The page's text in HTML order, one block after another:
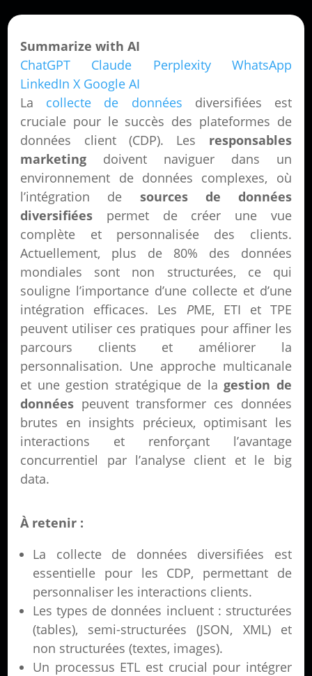
Summarize with AI
ChatGPT
Claude Perplexity
WhatsApp
LinkedIn X Google AI
La collecte de données diversifiées est
cruciale pour le succès des plateformes de
données client (CDP). Les responsables
marketing doivent naviguer dans un
environnement de données complexes, où
l’intégration de sources de données
diversifiées permet de créer une vue
complète et personnalisée des clients.
Actuellement, plus de 80% des données
mondiales sont non structurées, ce qui
souligne l’importance d’une collecte et d’une
intégration efficaces. Les PME, ETI et TPE
peuvent utiliser ces pratiques pour affiner les
parcours clients et améliorer la
personnalisation. Une approche multicanale
et une gestion stratégique de lagestion de
données peuvent transformer ces données
brutes en insights précieux, optimisant les
interactions et renforçant l’avantage
concurrentiel par l’analyse client et le big
data.
À retenir :
La collecte de données diversifiées est
essentielle pour les CDP, permettant de
personnaliser les interactions clients.
Les types de données incluent : structurées
(tables), semi-structurées (JSON, XML) et
non structurées (textes, images).
Un processus ETL est crucial pour intégrer